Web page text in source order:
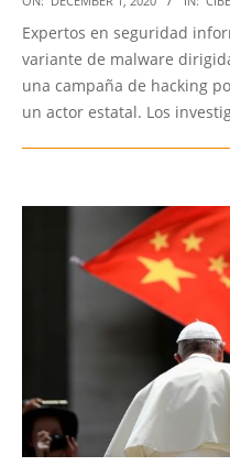
12-
01
Expertos en seguridad
variante de malware
una campaña de hacking
un actor estatal. Los